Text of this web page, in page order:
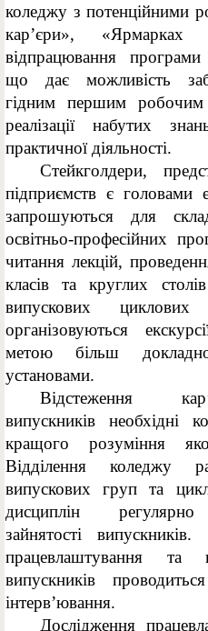
коледжу з потенційними
кар’єри», «Ярмарках
відпрацювання
що дає можливість
гідним першим
реалізації набутих
практичної діяльності.
Стейкголдери,
підприємств є головами
запрошуються для
освітньо-професійних
читання лекцій,
класів та круглих
випускових
організовуються
метою більш
установами.
Відстеження
випускників необхідні
кращого розуміння
Відділення коледжу
випускових груп та
дисциплін регулярно
зайнятості
працевлаштування та
випускників
інтерв’ювання.
Дослідження